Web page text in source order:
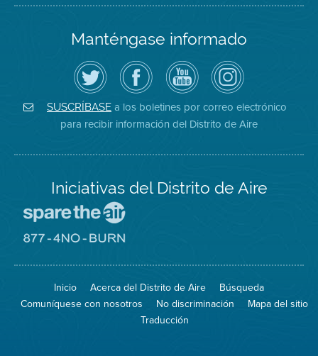
Manténgase informado
Siga
el
Distrito
de
Aire
en
Twitter
Visite
la
página
de
Facebook
del
Distrito
Canal
de
YouTube
del
Distrito
de
Aire
Air
District
on
Instagram
SUSCRÍBASE a los boletines por correo electrónico
para recibir información del Distrito de Aire
Iniciativas del Distrito de Aire
Spare
Air
el
aire)
sitio
8774
Burn
Inicio Acerca del Distrito de Aire
Búsqueda
Comuníquese con nosotros
No discriminación
Mapa del sitio
Traducción